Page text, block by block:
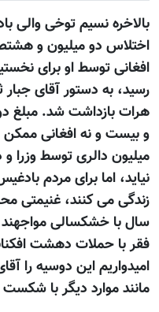
بالاخره نسيم توخی والی
اختلاس دو ميليون و
افغانی توسط او برای
رسيد، به دستور آقای جبار
هرات بازداشت شد. مبلغ
و بيست و نه افغانی
ميليون دالری توسط وزرا
نيايد، اما برای مردم
زندگی می کنند،
سال با خشکسالی
فقر با حملات دهشت
اميدواريم اين دوسيه را
مانند موارد ديگر با